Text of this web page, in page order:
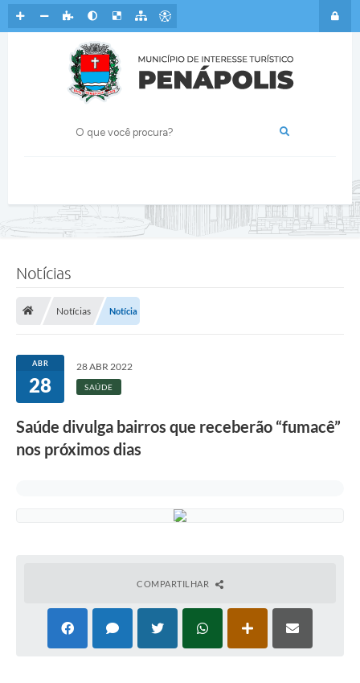
Notícias
Notícias Notícia
ABR
28
28 ABR 2022
SAÚDE
Saúde divulga bairros que receberão “fumacê”
nos próximos dias
COMPARTILHAR